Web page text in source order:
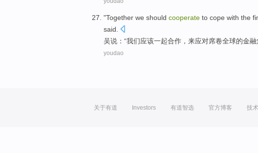
"Together we should cooperate to cope with the
said
吴说 ：“我们应该一起合作 ， 来应对席卷全球的金融
youdao
关于有道 Investors 有道智选 官方博客 技